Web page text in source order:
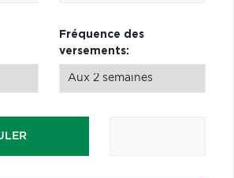
Fréquence des
versements: